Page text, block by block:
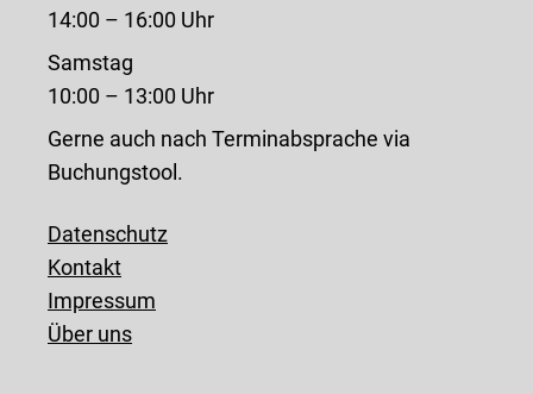
14:00 – 16:00 Uhr
Samstag
10:00 – 13:00 Uhr
Gerne auch nach Terminabsprache via
Buchungstool.
Datenschutz
Kontakt
Impressum
Über uns